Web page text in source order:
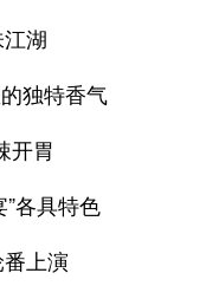
湖
独特香气
开胃
”各具特色
上演